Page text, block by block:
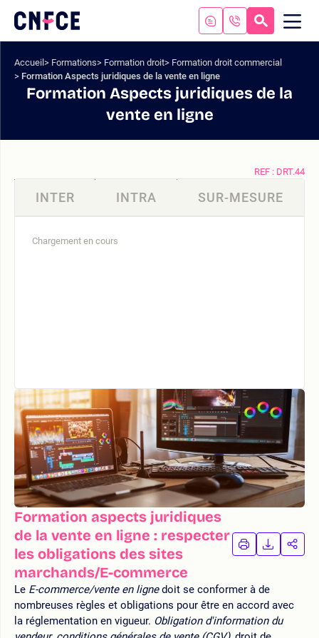
contenu
Logo
site
Accueil Formations Formation droit
Formation droit commercial
Formation Aspects juridiques de la vente en ligne
Formation Aspects juridiques de la
vente en ligne
Formation aspects juridiques
de la vente en ligne : respecter
les obligations des sites
marchands/E-commerce
IMPRIMER
LA
LA
Le E-commerce/vente en lignedoit se conformer à de
nombreuses règles et obligations pour être en accord avec
la réglementation en vigueur. Obligation d'information du
REF : DRT.44
INTER INTRA SUR-MESURE